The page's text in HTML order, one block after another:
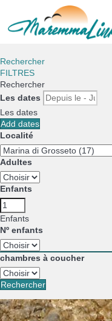
Rechercher
FILTRES
Rechercher
Les dates
Les dates
Add dates
Localité
Adultes
Enfants
Enfants
Nº enfants
chambres à coucher
Rechercher